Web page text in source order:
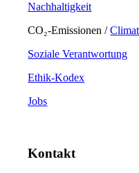
Nachhaltigkeit
CO₂-Emissionen /
Soziale Verantwortung
Ethik-Kodex
Jobs
Kontakt